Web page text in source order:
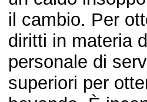
il cambio. Per
diritti in materia
personale di
superiori per